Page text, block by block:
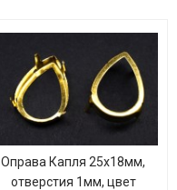
Оправа Капля 25х18мм,
отверстия 1мм, цвет